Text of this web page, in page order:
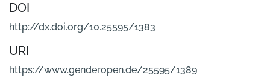
DOI
http://dx.doi.org/10.25595/1383
URI
https://www.genderopen.de/25595/1389